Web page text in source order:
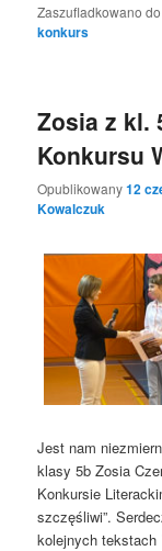
Zaszufladkowano
konkurs
Zosia z kl.
Konkursu
Opublikowany12
Kowalczuk
Jest nam
klasy 5b Zosia
Konkursie
szczęśliwi”.
kolejnych tekstach